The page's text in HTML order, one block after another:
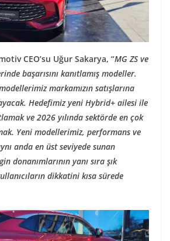
CEO’su Uğur Sakarya, “MG ZS ve
başarısını kanıtlamış modeller.
markamızın satışlarına
Hedefimiz yeni Hybrid+ ailesi ile
ve 2026 yılında sektörde en çok
Yeni modellerimiz, performans ve
anda en üst seviyede sunan
donanımlarının yanı sıra şık
dikkatini kısa sürede